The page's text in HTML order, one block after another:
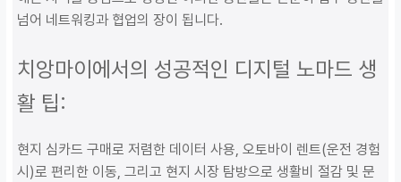
넘어 네트워킹과 협업의 장이 됩니다.
치앙마이에서의 성공적인 디지털 노마드 생
활 팁:
현지 심카드 구매로 저렴한 데이터 사용, 오토바이 렌트(운전 경험
시)로 편리한 이동, 그리고 현지 시장 탐방으로 생활비 절감 및 문